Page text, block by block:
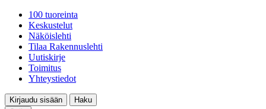
100 tuoreinta
Keskustelut
Näköislehti
Tilaa Rakennuslehti
Uutiskirje
Toimitus
Yhteystiedot
Kirjaudu sisään
Haku